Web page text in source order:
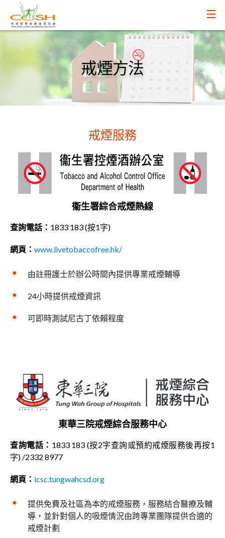
戒煙方法
戒煙服務
衞生署綜合戒煙熱線
查詢電話： 1833 183 (按1字)
網頁： www.livetobaccofree.hk/
由註冊護士於辦公時間內提供專業戒煙輔導
24小時提供戒煙資訊
可即時測試尼古丁依賴程度
東華三院戒煙綜合服務中心
查詢電話： 1833 183 (按2字查詢或預約戒煙服務後再按1
字) /2332 8977
網頁： icsc.tungwahcsd.org
提供免費及社區為本的戒煙服務，服務結合醫療及輔
導，並針對個人的吸煙情況由跨專業團隊提供合適的
戒煙計劃